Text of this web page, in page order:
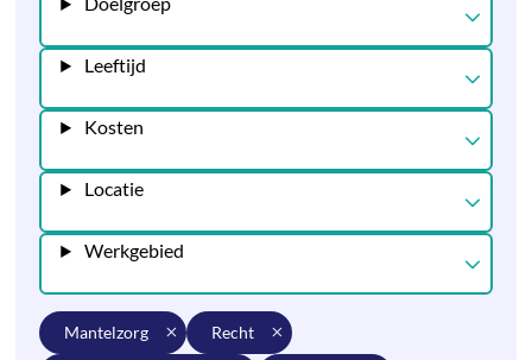
Leeftijd
Kosten
Locatie
Werkgebied
mantelzorg recht